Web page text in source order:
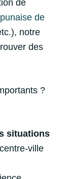
de
de
notre
des
?
situations
ville